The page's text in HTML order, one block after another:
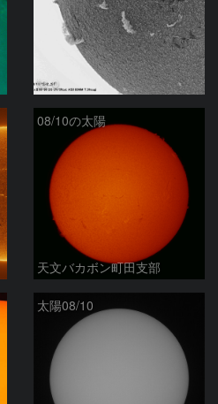
ta-o
08/10の太陽
天文バカボン町田支部
太陽08/10